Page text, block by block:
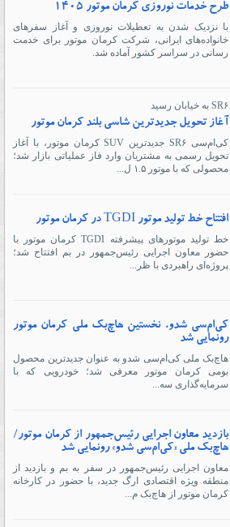
طرح خدمات نوروزی کرمان موتور ۱۴۰۵
با نزدیک شدن به تعطیلات نوروزی و آغاز سفرهای
خانواده‌های ایرانی، شرکت کرمان موتور برای خدمت
رسانی در سراسر کشور آماده شد.
SR۶ به خیابان رسید
آغاز تحویل جدیدترین شاسی بلند کرمان موتور
کی‌ام‌سی SR۶ جدیدترین SUV کرمان موتور، با آغاز
تحویل رسمی به مشتریان وارد فاز عملیاتی بازار شد؛
محصولی که با موتور ۱.۵ ل...
افتتاح خط تولید موتور TGDI در کرمان موتور
خط تولید موتورهای پیشرفته TGDI کرمان‌ موتور با
حضور معاون اجرایی رئیس‌جمهور در بم افتتاح شد؛
پروژه‌ای راهبردی با ظر...
کی‌ام‌سی شدو، نخستین هاچ‌بک ملی کرمان موتور
رونمایی شد
هاچ‌بک ملی کی‌ام‌سی شدو به‌ عنوان جدیدترین محصول
بومی کرمان موتور معرفی شد؛ خودرویی که با
سرمایه‌گذاری سه...
بازدید معاون اجرایی رئیس‌جمهور از کرمان موتور/
هاچ‌بک ملی «کی‌ام‌سی شدو» رونمایی شد
معاون اجرایی رئیس‌جمهور در سفر به بم و بازدید از
منطقه ویژه اقتصادی ارگ جدید، با حضور در کارخانه
کرمان موتور از هاچ‌بک م...